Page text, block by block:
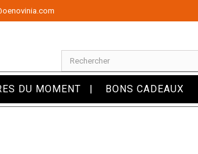
DU MOMENT BONS CADEAUX